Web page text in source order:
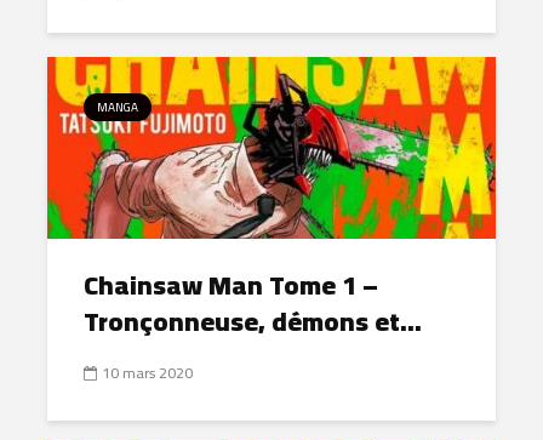
MANGA
Chainsaw Man Tome 1 –
Tronçonneuse, démons et...
10 mars 2020